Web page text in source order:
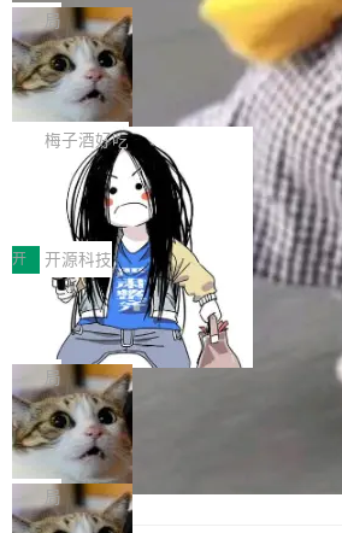
可控性和代码质量提出了更高要求。 首先
安全与合规要求。对于大多数普通研发场
有云模型能够满足快速试用和效率提升的
但对于金融、能源、医疗等对数据安全要
各业的Agent走向规模化建设，算力构成
渐丰富，用户关注的重点也在发生变化：
让AI用起来，还要进一步看清混合算力时
Token花在哪里、算力是否被充分利用，
续增长的AI成本该如何优化。 深信服AI算
正是围绕这些实际问题，从Token治理和
理两个方面，让用户的每一份算力都看得清
得住、用得稳、省得下、更安全！ 一、从
始，Token使用一目...
Bigtable 作者之一。TensorFlow 的作者
Gemini 的架构师。Google 首席科学家。
ean 在 Google 工作了 27 年后，宣布离
不是一个人走。一同离开的还有 Sanjay
wat（Google 员工编号 23，Jeff Dean 二
年的编程搭档，MapReduce 和 Bigtable
作者）、Quoc Le（Google 大脑核心成员
q2Seq 和 DocAI 的共同发明人）以及
yals（Gemini 联合负责人，AlphaSta...
局
🔥 SolonCode v2026.8.4 发布：界面
字体可调、22 种语言、记忆搜索增强
打开终端就能上岗的全中文编码智能体，
把「看得清、用母语、记得住」三件事一
齐。 SolonCode 是什么 SolonCode 是杭
耳科技研发的企业级终端编码智能体——
中文驱动的数字员工，自主理解需求、规
骤、编写代码。不挑模型、不挑平台，curl
装完即用。 开源地址：Gitee · GitCode ·
b 安装 支持 Java 8+（8~26）、macOS
x / Windows / Harmony PC。 # macOS
x / Harmony PC curl -fsSL https://
r.org/solon...
梅子酒好吃
让“代码语义理解”深度释放AI Coding
价值潜能：华为云码道（CodeArts）
代码仓技术解析
一、代码仓深度理解技术的作用与价值 在
程实践中，代码仓是企业核心知识资产的
体。企业级代码仓库通常包含数十万乃至
个文件，其规模远超单次模型调用可承载的
文窗口。随着项目规模的持续扩张与代码
不断累积，代码仓中的模块关系、接口契
务逻辑等关键信息往往分散于数十乃至数
件之中，形成高度复杂的知识关联网络。
代码检索手段（如关键词匹配、目录遍历）
在语法层面完成文本定位，难以触及代码的
内涵与结构关联，导致开发者使用代码智能
开 开源科技
一条“删库”命令跑 17 小时，算法工程
师删光 89TB 数据只为干私活
最高人民检察院8月4日公布了一起案件：
名90后算法工程师王某，为了给自己接的
服务器空间，删光了公司AI游戏部门的全
数据。 王某2024年1月入职东城区某科技
短剧部门，有互联网大厂背景。在公司内部
调整期间，部门三次通知全员将数据从A集
移到B集群，王某都回复了"收到"。 他没有
局
Cloudflare 分享推理优化实践：KV ca
che 量化 + 权重压缩，吞吐量提升 4
1%，成本降 30%
Kimi 和 GLM 是当前最强的大模型系列之
它们有一个共同的问题：太吃显存了。月
的 Kimi K 系列和智谱的 GLM 都是长上下
局